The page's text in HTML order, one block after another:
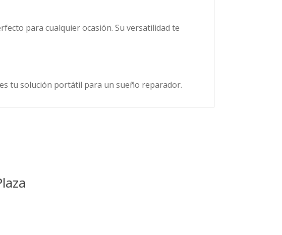
para cualquier ocasión. Su versatilidad te
tu solución portátil para un sueño reparador.